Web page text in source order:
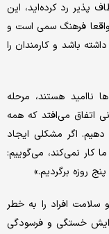
پذیر رد کرده‌اید، این
واقعا فرهنگ سمی ‌است و
باشد و کارمندان را
هستند، مرحله
اتفاق می‌افتد که همه
دهیم. اگر مشکلی ایجاد
کار نمی‌کند، می‌گوییم:
روزه برگردیم.»
افراد را به خطر
خستگی و فرسودگی